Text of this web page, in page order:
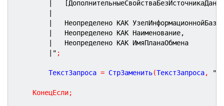
|
|
|	Неопределено КАК УзелИнформационнойБазы,
|	Неопределено КАК Наименование,
|	Неопределено КАК ИмяПланаОбмена
|" ;
		ТекстЗапроса
= СтрЗаменить(ТекстЗапроса,
КонецЕсли;